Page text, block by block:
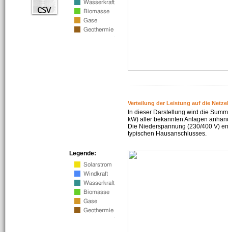
Verteilung der Leistung auf die
In dieser Darstellung wird die
kW) aller bekannten Anlagen
Die Niederspannung (230/400 V)
typischen Hausanschlusses.
Legende: